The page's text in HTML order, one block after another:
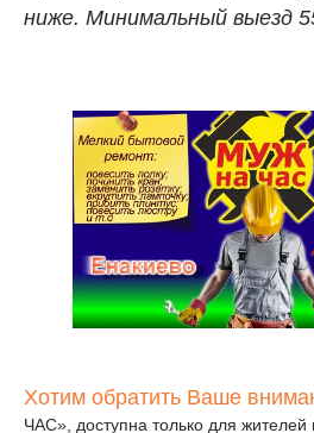
ниже. Минимальный выезд
Хотим обратить Ваше
ЧАС», доступна только для жителей